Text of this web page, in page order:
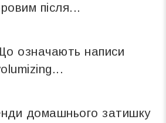
після...
означають написи
домашнього затишку